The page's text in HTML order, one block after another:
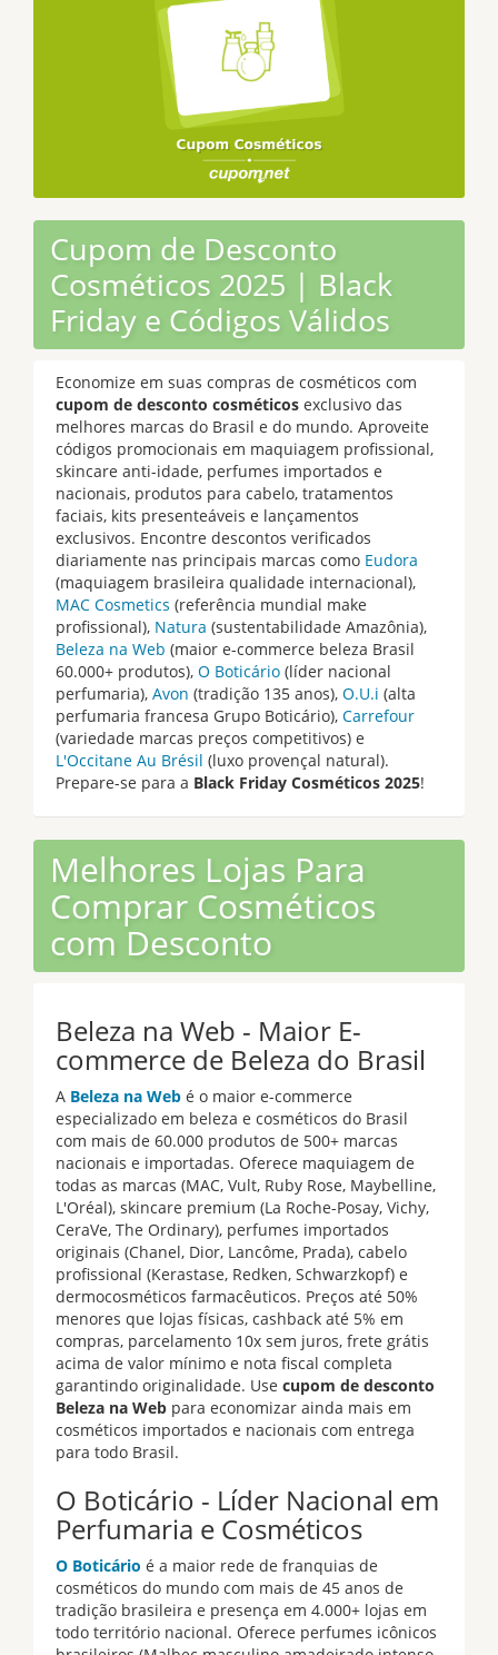
Cupom de Desconto
Cosméticos 2025 | Black
Friday e Códigos Válidos
Economize em suas compras de cosméticos com
cupom de desconto cosméticos exclusivo das
melhores marcas do Brasil e do mundo. Aproveite
códigos promocionais em maquiagem profissional,
skincare anti-idade, perfumes importados e
nacionais, produtos para cabelo, tratamentos
faciais, kits presenteáveis e lançamentos
exclusivos. Encontre descontos verificados
diariamente nas principais marcas como Eudora
(maquiagem brasileira qualidade internacional),
MAC Cosmetics (referência mundial make
profissional), Natura (sustentabilidade Amazônia),
Beleza na Web (maior e-commerce beleza Brasil
60.000+ produtos), O Boticário (líder nacional
perfumaria), Avon (tradição 135 anos), O.U.i (alta
perfumaria francesa Grupo Boticário), Carrefour
(variedade marcas preços competitivos) e
L'Occitane Au Brésil (luxo provençal natural).
Prepare-se para a Black Friday Cosméticos 2025!
Melhores Lojas Para
Comprar Cosméticos
com Desconto
Beleza na Web - Maior E-
commerce de Beleza do Brasil
A Beleza na Web é o maior e-commerce
especializado em beleza e cosméticos do Brasil
com mais de 60.000 produtos de 500+ marcas
nacionais e importadas. Oferece maquiagem de
todas as marcas (MAC, Vult, Ruby Rose, Maybelline,
L'Oréal), skincare premium (La Roche-Posay, Vichy,
CeraVe, The Ordinary), perfumes importados
originais (Chanel, Dior, Lancôme, Prada), cabelo
profissional (Kerastase, Redken, Schwarzkopf) e
dermocosméticos farmacêuticos. Preços até 50%
menores que lojas físicas, cashback até 5% em
compras, parcelamento 10x sem juros, frete grátis
acima de valor mínimo e nota fiscal completa
garantindo originalidade. Use cupom de desconto
Beleza na Web para economizar ainda mais em
cosméticos importados e nacionais com entrega
para todo Brasil.
O Boticário - Líder Nacional em
Perfumaria e Cosméticos
O Boticário é a maior rede de franquias de
cosméticos do mundo com mais de 45 anos de
tradição brasileira e presença em 4.000+ lojas em
todo território nacional. Oferece perfumes icônicos